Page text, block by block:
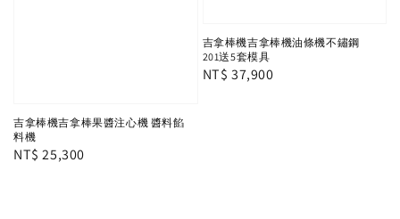
吉拿棒機吉拿棒果醬注心機 醬料餡
料機
Regular
NT$ 25,300
吉拿棒機吉拿棒機油條機不鏽鋼
201送5套模具
Regular
NT$ 37,900